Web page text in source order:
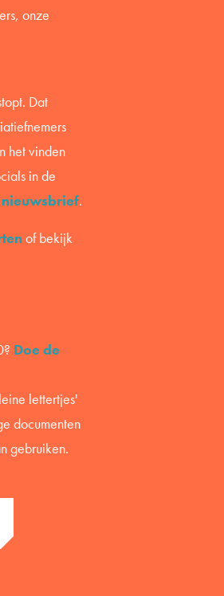
onze
Dat
het vinden
in de
nieuwsbrief.
of bekijk
Doe de
lettertjes'
documenten
gebruiken.